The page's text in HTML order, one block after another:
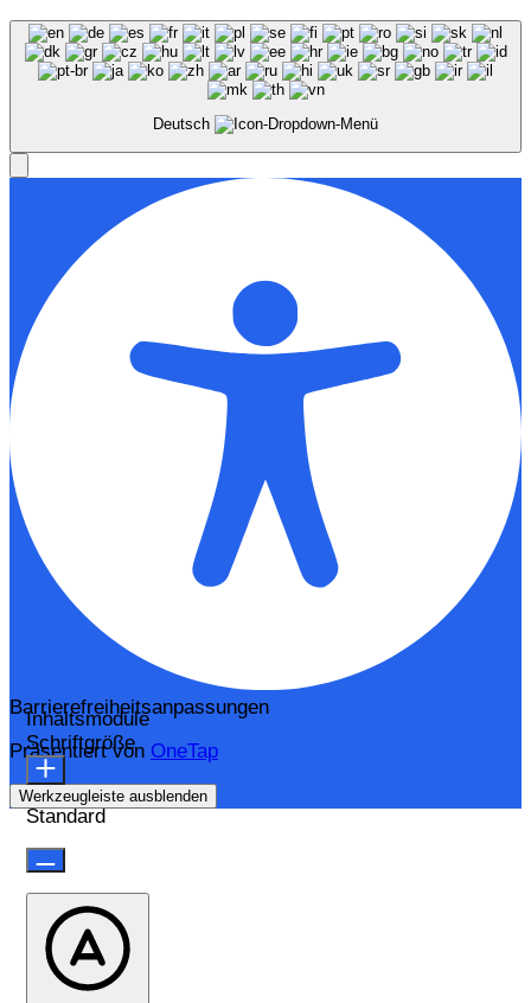
Deutsch
Barrierefreiheitsanpassungen
Präsentiert von OneTap
Werkzeugleiste ausblenden
Inhaltsmodule
Schriftgröße
Standard